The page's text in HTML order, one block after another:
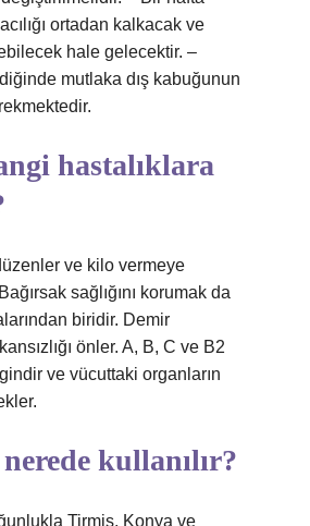
ortadan kalkacak ve
hale gelecektir. –
mutlaka dış kabuğunun
hastalıklara
ve kilo vermeye
sağlığını korumak da
biridir. Demir
önler. A, B, C ve B2
ve vücuttaki organların
kullanılır?
Tirmis, Konya ve